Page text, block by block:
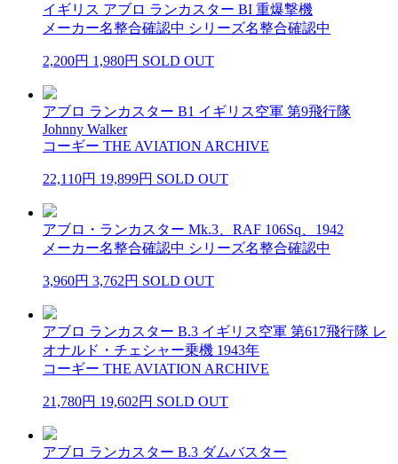
イギリス アブロ ランカスター BI 重爆撃機
メーカー名整合確認中 シリーズ名整合確認中
2,200円 1,980円 SOLD OUT
アブロ ランカスター B1 イギリス空軍 第9飛行隊
Johnny Walker
コーギー THE AVIATION ARCHIVE
22,110円 19,899円 SOLD OUT
アブロ・ランカスター Mk.3、RAF 106Sq、1942
メーカー名整合確認中 シリーズ名整合確認中
3,960円 3,762円 SOLD OUT
アブロ ランカスター B.3 イギリス空軍 第617飛行隊 レ
オナルド・チェシャー乗機 1943年
コーギー THE AVIATION ARCHIVE
21,780円 19,602円 SOLD OUT
アブロ ランカスター B.3 ダムバスター